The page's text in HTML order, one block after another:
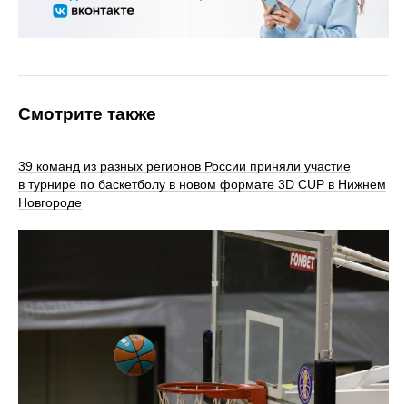
Смотрите также
39 команд из разных регионов России приняли участие
в турнире по баскетболу в новом формате 3D CUP в Нижнем
Новгороде